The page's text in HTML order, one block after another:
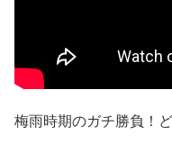
梅雨時期のガチ勝負！